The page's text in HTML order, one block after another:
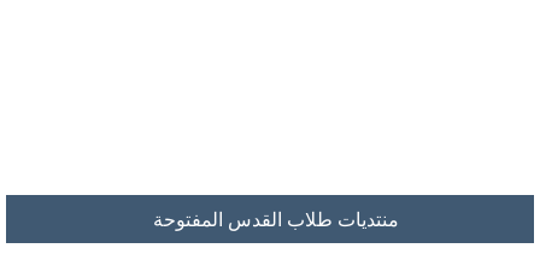
منتديات طلاب القدس المفتوحة